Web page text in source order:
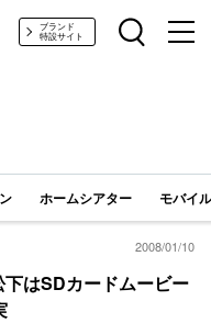
ットブランド
特設サイト
ホームシアター モバイ
2008/01/10
はSDカードムービー